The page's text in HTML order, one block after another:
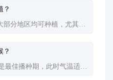
？
部分地区均可种植，尤其适
？
最佳播种期，此时气温适